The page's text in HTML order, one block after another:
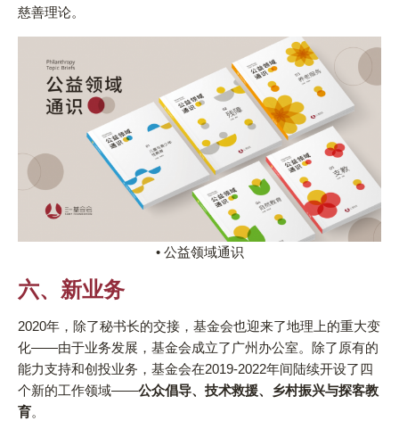
慈善理论。
• 公益领域通识
六、新业务
2020年，除了秘书长的交接，基金会也迎来了地理上的重大变
化——由于业务发展，基金会成立了广州办公室。除了原有的
能力支持和创投业务，基金会在2019-2022年间陆续开设了四
个新的工作领域——公众倡导、技术救援、乡村振兴与探客教
育。